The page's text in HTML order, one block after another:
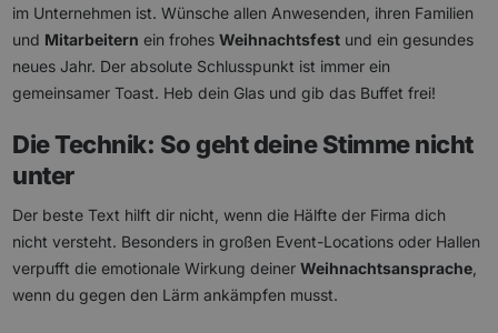
im Unternehmen ist. Wünsche allen Anwesenden, ihren Familien
und Mitarbeitern ein frohesWeihnachtsfest und ein gesundes
neues Jahr. Der absolute Schlusspunkt ist immer ein
gemeinsamer Toast. Heb dein Glas und gib das Buffet frei!
Die Technik: So geht deine Stimme nicht
unter
Der beste Text hilft dir nicht, wenn die Hälfte der Firma dich
nicht versteht. Besonders in großen Event-Locations oder Hallen
verpufft die emotionale Wirkung deinerWeihnachtsansprache
wenn du gegen den Lärm ankämpfen musst.